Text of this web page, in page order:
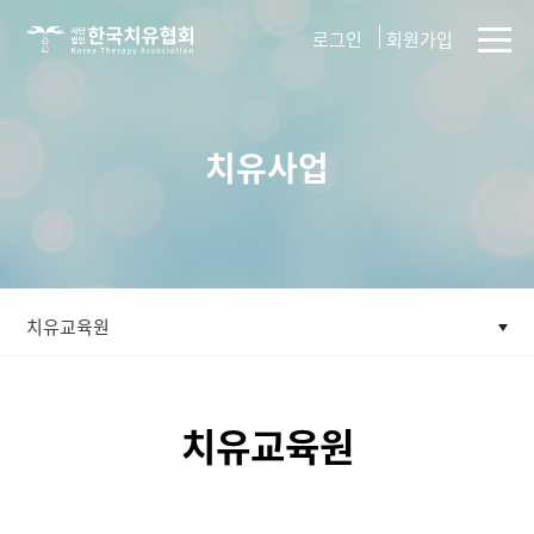
사단법인
로그인 회원가입
치유사업
치유교육원
치유교육원